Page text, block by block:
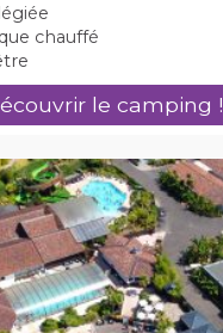
chauffé
le camping !